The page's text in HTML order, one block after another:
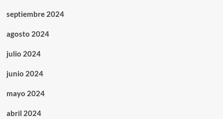
septiembre 2024
agosto 2024
julio 2024
junio 2024
mayo 2024
abril 2024